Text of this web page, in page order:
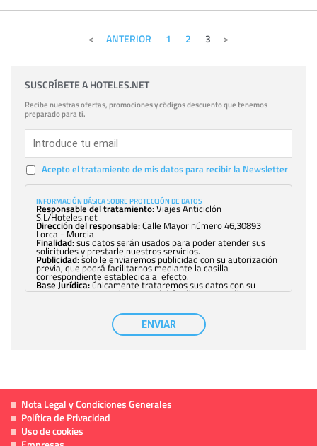
ANTERIOR 1 2 3
SUSCRÍBETE A HOTELES.NET
Recibe nuestras ofertas, promociones y códigos descuento que tenemos
preparado para ti.
Acepto el tratamiento de mis datos para recibir la Newsletter
INFORMACIÓN BÁSICA SOBRE PROTECCIÓN DE DATOS
Responsable del tratamiento:Viajes Anticiclón
S.L/Hoteles.net
Dirección del responsable:Calle Mayor número 46,30893
Lorca - Murcia
Finalidad:sus datos serán usados para poder atender sus
solicitudes y prestarle nuestros servicios.
Publicidad:solo le enviaremos publicidad con su autorización
previa, que podrá facilitarnos mediante la casilla
correspondiente establecida al efecto.
Base Jurídica:únicamente trataremos sus datos con su
consentimiento previo, que podrá facilitarnos mediante la
con carácter general, sólo el personal de
nuestra entidad que esté debidamente autorizado podrá
tener conocimiento de la información que le pedimos. No se
comunicarán datos a terceros.
política de privacidad
ENVIAR
Nota Legal y Condiciones Generales
Política de Privacidad
Uso de cookies